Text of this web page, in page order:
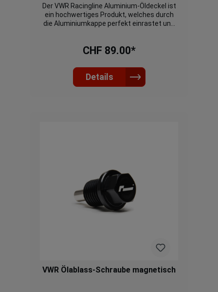
Der VWR Racingline Aluminium-Öldeckel ist
ein hochwertiges Produkt, welches durch
die Aluminiumkappe perfekt einrastet und
Hochleistungsmotor. Er ersetzt den
Problem ist, dass diese bei Alterung undicht
werden.Passend für folgende FahrzeugeVW
Golf 8 GTI 2020+ >VW Golf 8 GTI Clubsport
Formentor 245PS 2020+ > Skoda Octavia IV
vRS 2.0 TSI 245ps NX 2020+
CHF 89.00*
Details
VWR Ölablass-Schraube magnetisch